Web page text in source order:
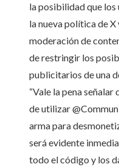
la posibilidad que los
la nueva política de X
moderación de
de restringir los
publicitarios de una
“Vale la pena
de utilizar
arma para
será evidente
todo el código y los